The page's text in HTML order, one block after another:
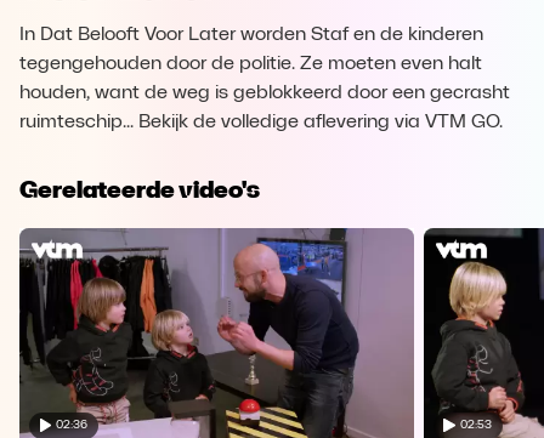
In Dat Belooft Voor Later worden Staf en de kinderen
tegengehouden door de politie. Ze moeten even halt
houden, want de weg is geblokkeerd door een gecrasht
ruimteschip... Bekijk de volledige aflevering via VTM GO.
Gerelateerde video's
02:36 02:53